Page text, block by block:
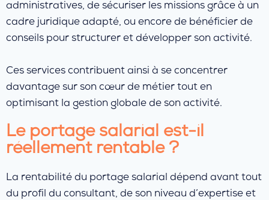
administratives, de sécuriser les missions grâce à un
cadre juridique adapté, ou encore de bénéficier de
conseils pour structurer et développer son activité.
Ces services contribuent ainsi à se concentrer
davantage sur son cœur de métier tout en
optimisant la gestion globale de son activité.
Le portage salarial est-il
réellement rentable ?
La rentabilité du portage salarial dépend avant tout
du profil du consultant, de son niveau d’expertise et